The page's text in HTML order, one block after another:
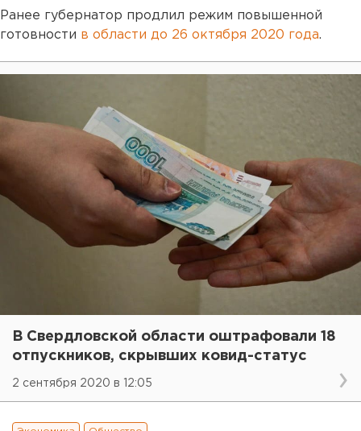
Ранее губернатор продлил режим повышенной
готовности в области до 26 октября 2020 года.
В Свердловской области оштрафовали 18
отпускников, скрывших ковид-статус
2 сентября 2020 в 12:05